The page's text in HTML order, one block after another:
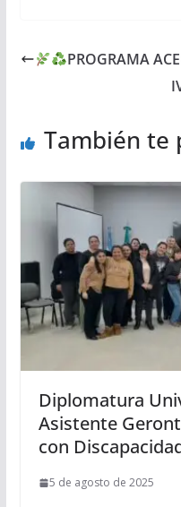
PROGRAMA
También te
Diplomatura
Asistente
con
5 de agosto de 2025